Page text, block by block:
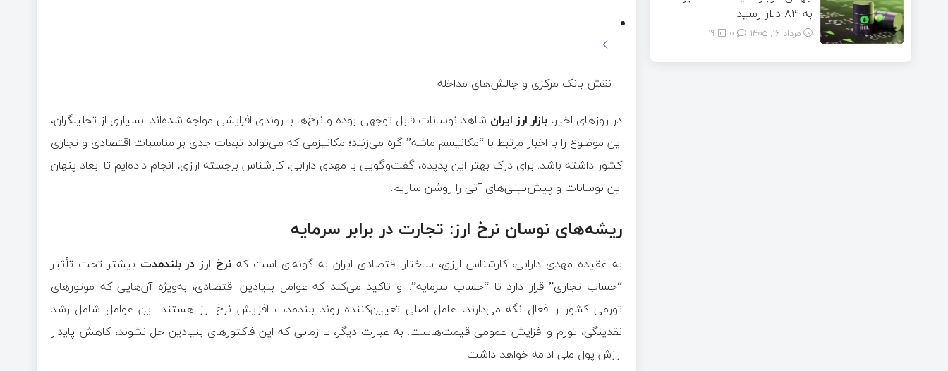
نقش بانک مرکزی و چالش‌های مداخله
در روزهای اخیر،بازار ارز ایران شاهد نوسانات قابل توجهی بوده و نرخ‌ها با روندی افزایشی مواجه شده‌اند. بسیاری از تحلیلگران،
این موضوع را با اخبار مرتبط با “مکانیسم ماشه” گره می‌زنند؛ مکانیزمی که می‌تواند تبعات جدی بر مناسبات اقتصادی و تجاری
کشور داشته باشد. برای درک بهتر این پدیده، گفت‌وگویی با مهدی دارابی، کارشناس برجسته ارزی، انجام داده‌ایم تا ابعاد پنهان
این نوسانات و پیش‌بینی‌های آتی را روشن سازیم.
ریشه‌های نوسان نرخ ارز: تجارت در برابر سرمایه
به عقیده مهدی دارابی، کارشناس ارزی، ساختار اقتصادی ایران به گونه‌ای است که نرخ ارز در بلندمدت بیشتر تحت تأثیر
“حساب تجاری” قرار دارد تا “حساب سرمایه”. او تاکید می‌کند که عوامل بنیادین اقتصادی، به‌ویژه آن‌هایی که موتورهای
تورمی کشور را فعال نگه می‌دارند، عامل اصلی تعیین‌کننده روند بلندمدت افزایش نرخ ارز هستند. این عوامل شامل رشد
نقدینگی، تورم و افزایش عمومی قیمت‌هاست. به عبارت دیگر، تا زمانی که این فاکتورهای بنیادین حل نشوند، کاهش پایدار
ارزش پول ملی ادامه خواهد داشت.
به ۸۳ دلار رسید
مرداد ۱۶, ۱۴۰۵ 19